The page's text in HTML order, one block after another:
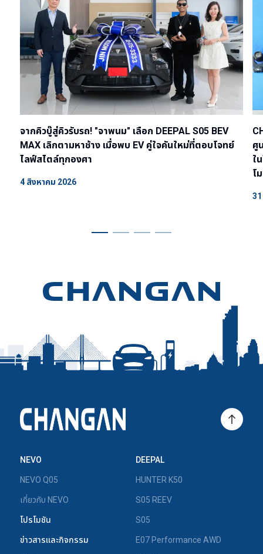
จากคิวบู๊สู่คิวรับรถ! "จาพนม" เลือก DEEPAL S05 BEV
MAX เลิกตามหาช้าง เมื่อพบ EV คู่ใจคันใหม่ที่ตอบโจทย์
ไลฟ์สไตล์ทุกองศา
4 สิงหาคม 2026
ศู
ใ
โ
NEVO
NEVO Q05
เกี่ยวกับ NEVO
โปรโมชัน
ข่าวสารและกิจกรรม
DEEPAL
HUNTER K50
S05 REEV
S05
E07 Performance AWD